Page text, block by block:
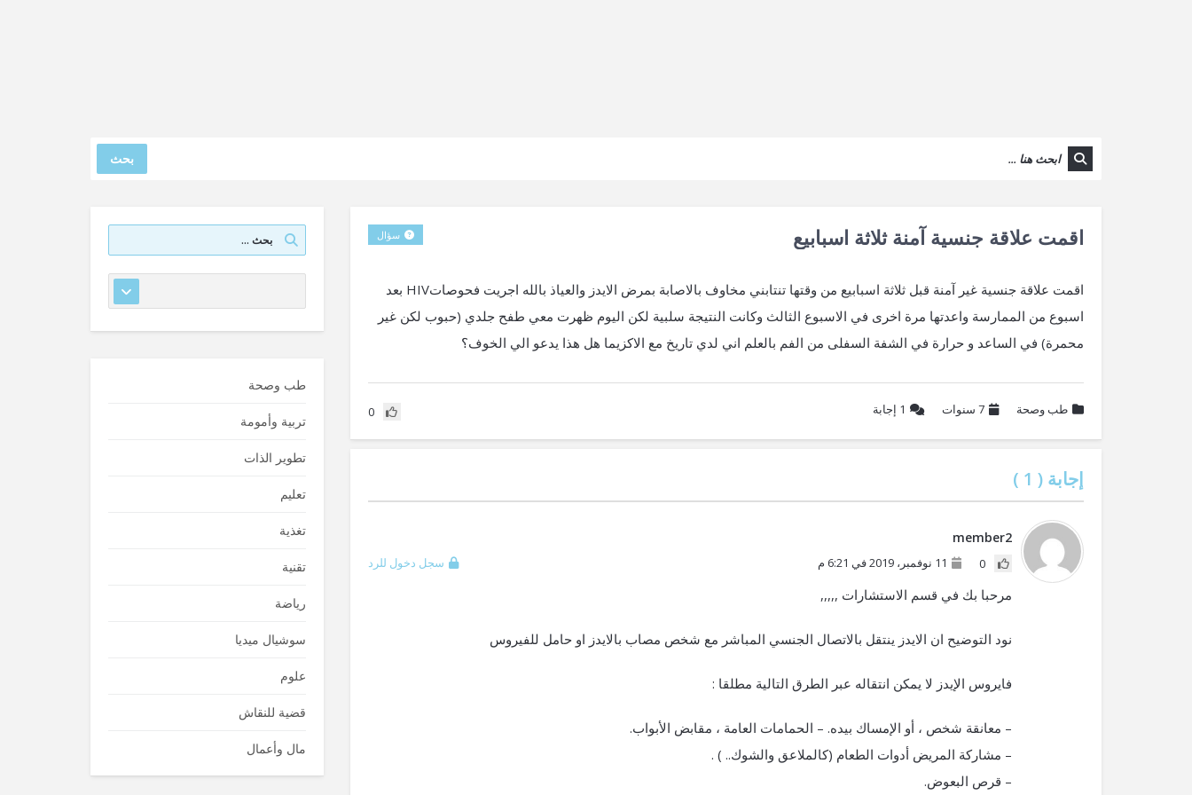
بحث
اقمت علاقة جنسية آمنة ثلاثة اسبابيع سؤال
اقمت علاقة جنسية غير آمنة قبل ثلاثة اسبابيع من وقتها تنتابني مخاوف بالاصابة بمرض الايدز والعياذ بالله اجريت فحوصاتHIV بعد
اسبوع من الممارسة واعدتها مرة اخرى في الاسبوع الثالث وكانت النتيجة سلبية لكن اليوم ظهرت معي طفح جلدي (حبوب لكن غير
محمرة) في الساعد و حرارة في الشفة السفلى من الفم بالعلم اني لدي تاريخ مع الاكزيما هل هذا يدعو الي الخوف؟
طب وصحة 7 سنوات 1 إجابة 0
إجابة ( 1
)
member2
0 11 نوفمبر، 2019 في 6:21 م سجل دخول للرد
مرحبا بك في قسم الاستشارات ,,,,,
نود التوضيح ان الايدز ينتقل بالاتصال الجنسي المباشر مع شخص مصاب بالايدز او حامل للفيروس
فايروس الإيدز لا يمكن انتقاله عبر الطرق التالية مطلقا :
– معانقة شخص ، أو الإمساك بيده. – الحمامات العامة ، مقابض الأبواب.
– مشاركة المريض أدوات الطعام (كالملاعق والشوك.. ) .
– قرص البعوض.
طب وصحة
تربية وأمومة
تطوير الذات
تعليم
تغذية
تقنية
رياضة
سوشيال ميديا
علوم
قضية للنقاش
مال وأعمال